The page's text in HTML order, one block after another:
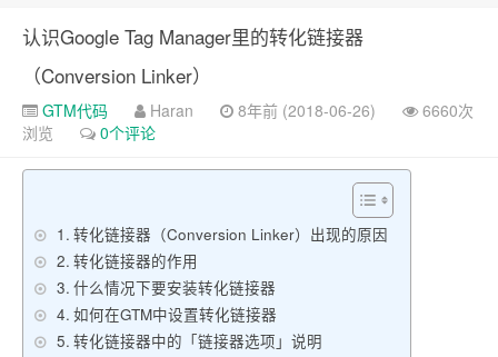
认识Google Tag Manager里的转化链接器
（Conversion Linker）
GTM代码 Haran 8年前 (2018-06-26)
6660次
浏览
0个评论
转化链接器（Conversion Linker）出现的原因
转化链接器的作用
什么情况下要安装转化链接器
如何在GTM中设置转化链接器
转化链接器中的「链接器选项」说明